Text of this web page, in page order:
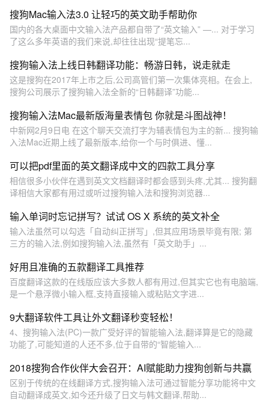
搜狗Mac输入法3.0 让轻巧的英文助手帮助你
国内的各大桌面中文输入法产品都自带了“英文输入” —... 对于学习
了这么多年英语的我们来说,却往往出现“提笔忘...
搜狗输入法上线日韩翻译功能：畅游日韩，说走就走
这是搜狗在2017年上市之后,公司高管们第一次集体亮相。在会上,
搜狗公司展示了搜狗输入法全新的“日韩翻译”功能...
搜狗输入法Mac最新版海量表情包 你就是斗图战神！
中新网2月9日电 在这个聊天交流打字为辅表情包为主的新... 搜狗输
入法Mac近期上线了最新版本,给你一个与时俱进、懂...
可以把pdf里面的英文翻译成中文的四款工具分享
相信很多小伙伴在遇到英文文档翻译时都会感到头疼,尤其... 搜狗翻
译相信大家都有用过或听过搜狗输入法和搜狗浏览器...
输入单词时忘记拼写？试试 OS X 系统的英文补全
输入法虽然可以勾选「自动纠正拼写」,但其应用场景毕竟有限; 第
三方的输入法,例如搜狗输入法,虽然有「英文助手」...
好用且准确的五款翻译工具推荐
百度翻译这款的在线版应该大多数人都有用过,但其实它也有电脑端,
是一个悬浮微小输入框,支持直接输入或粘贴文字进...
9大翻译软件工具让外文翻译秒变轻松！
4、搜狗输入法(PC)一款广受好评的智能输入法,翻译算是它的隐藏
功能了,可能知道的人还不多,位于自带的“智能输入...
2018搜狗合作伙伴大会召开：AI赋能助力搜狗创新与共赢
区别于传统的在线翻译方式,搜狗输入法可通过智能分享功能将中文
自动翻译成英文,如今还升级了日文与韩文翻译,帮助...